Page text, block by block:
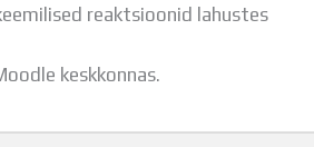
reaktsioonid lahustes
keskkonnas.